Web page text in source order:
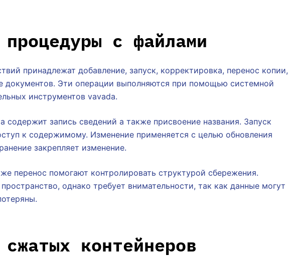
процедуры с файлами
принадлежат добавление, запуск, корректировка, перенос копии,
документов. Эти операции выполняются при помощью системной
инструментов vavada.
содержит запись сведений а также присвоение названия. Запуск
к содержимому. Изменение применяется с целью обновления
закрепляет изменение.
перенос помогают контролировать структурой сбережения.
однако требует внимательности, так как данные могут
контейнеров